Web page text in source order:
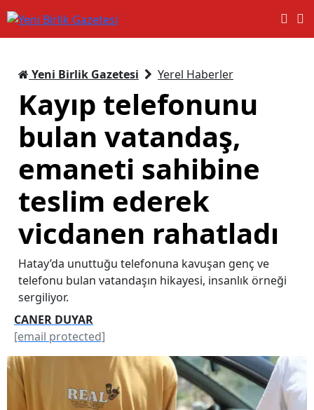
Yeni Birlik Gazetesi Yerel Haberler
Kayıp telefonunu
bulan vatandaş,
emaneti sahibine
teslim ederek
vicdanen rahatladı
Hatay’da unuttuğu telefonuna kavuşan genç ve
telefonu bulan vatandaşın hikayesi, insanlık örneği
sergiliyor.
CANER DUYAR
[email protected]